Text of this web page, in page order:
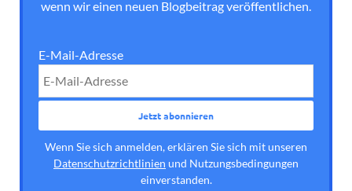
wenn wir einen neuen Blogbeitrag veröffentlichen.
E-Mail-Adresse
Wenn Sie sich anmelden, erklären Sie sich mit unseren
Datenschutzrichtlinien und Nutzungsbedingungen
einverstanden.